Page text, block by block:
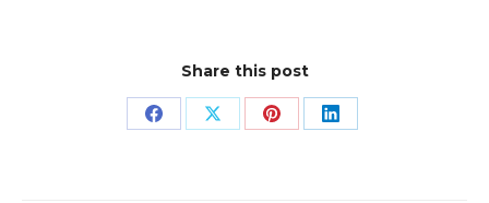
Share this post
Share Share Share Share